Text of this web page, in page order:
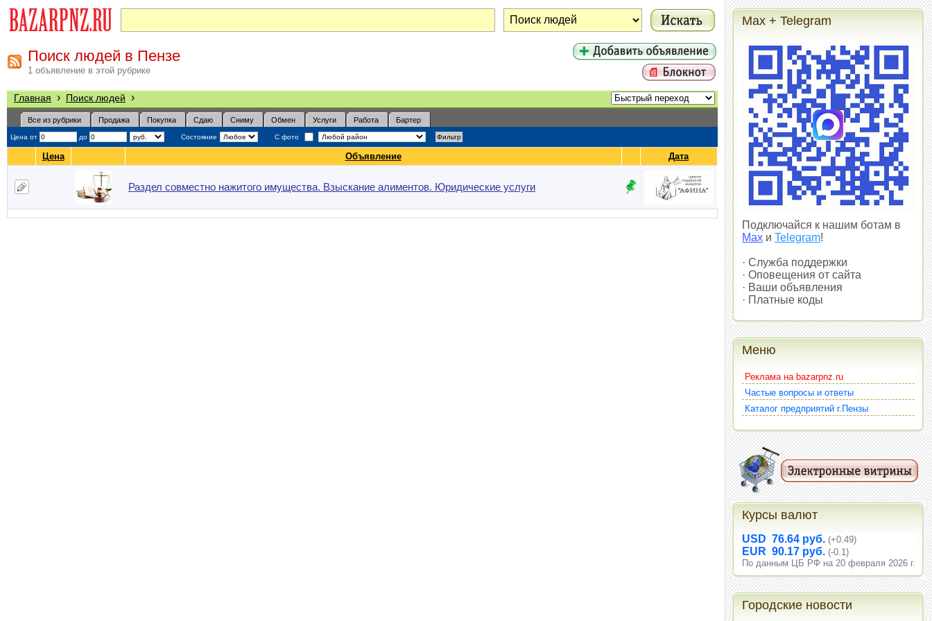
Поиск людей в Пензе
1 объявление в этой рубрике
Главная › Поиск людей ›
Все из рубрики Продажа Покупка Сдаю Сниму Обмен Услуги Работа Бартер
Цена от до Состояние С фото
Цена Объявление Дата
Раздел совместно нажитого имущества. Взыскание алиментов. Юридические услуги
Max + Telegram
Подключайся к нашим ботам в
Max и Telegram!
· Служба поддержки
· Оповещения от сайта
· Ваши объявления
· Платные коды
Меню
Реклама на bazarpnz.ru
Частые вопросы и ответы
Каталог предприятий г.Пензы
Курсы валют
USD 76.64 руб. (+0.49)
EUR 90.17 руб. (-0.1)
По данным ЦБ РФ на 20 февраля 2026 г.
Городские новости